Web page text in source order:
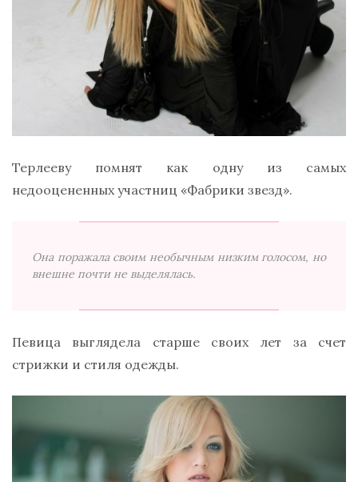
Терлееву помнят как одну из самых
недооцененных участниц «Фабрики звезд».
Она поражала своим необычным низким голосом, но
внешне почти не выделялась.
Певица выглядела старше своих лет за счет
стрижки и стиля одежды.